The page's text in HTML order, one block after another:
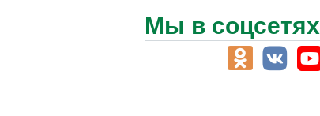
Мы в соцсетях